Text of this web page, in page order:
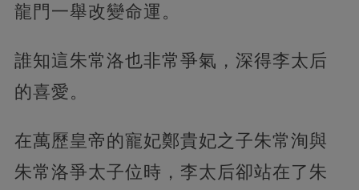
龍門一舉改變命運。
誰知這朱常洛也非常爭氣，深得李太后
的喜愛。
在萬歷皇帝的寵妃鄭貴妃之子朱常洵與
朱常洛爭太子位時，李太后卻站在了朱